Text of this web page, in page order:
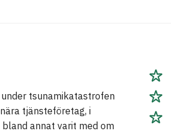
tsunamikatastrofen
tjänsteföretag, i
annat varit med om